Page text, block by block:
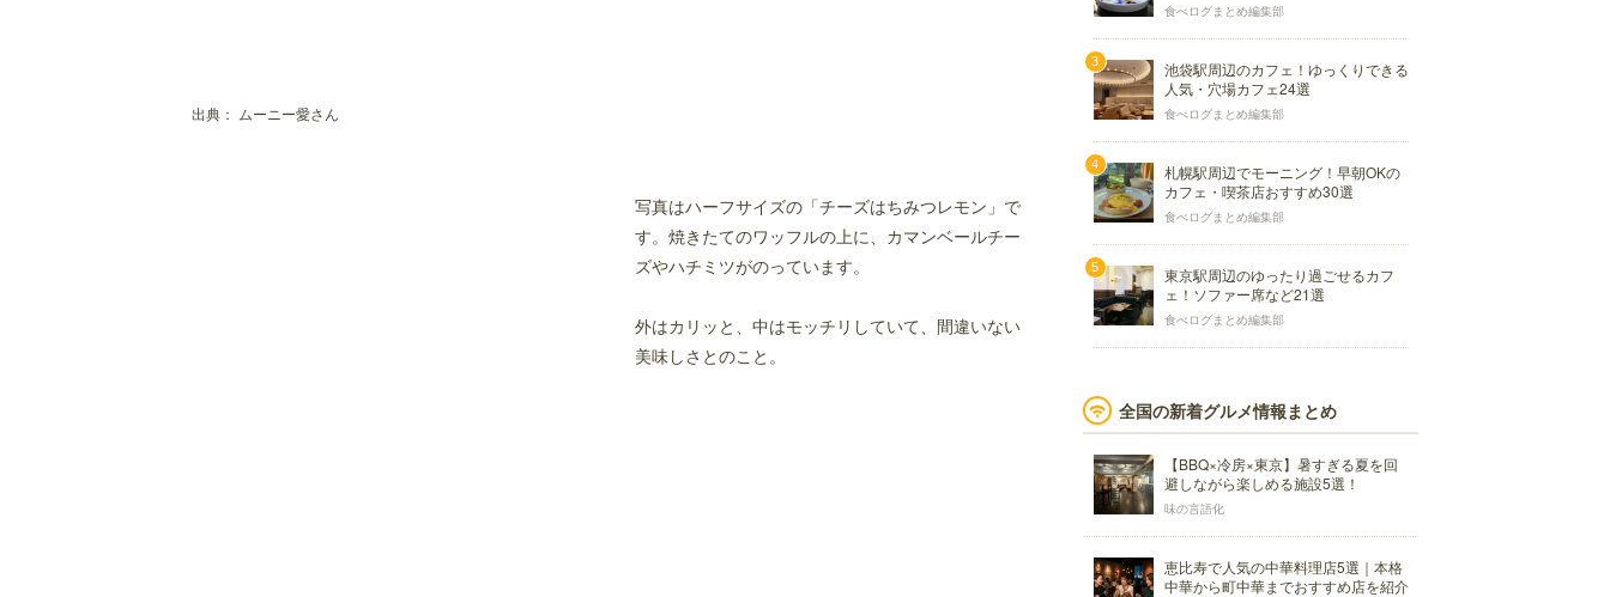
【いわき市】コーヒーやドリンクが評判のおしゃれカフェ
出典： ムーニー愛さん
写真はハーフサイズの「チーズはちみつレモン」で
す。焼きたてのワッフルの上に、カマンベールチー
ズやハチミツがのっています。
外はカリッと、中はモッチリしていて、間違いない
美味しさとのこと。
食べログまとめ編集部
池袋駅周辺のカフェ！ゆっくりできる
人気・穴場カフェ24選
食べログまとめ編集部
札幌駅周辺でモーニング！早朝OKの
カフェ・喫茶店おすすめ30選
食べログまとめ編集部
東京駅周辺のゆったり過ごせるカフ
ェ！ソファー席など21選
食べログまとめ編集部
全国の新着グルメ情報まとめ
【BBQ×冷房×東京】暑すぎる夏を回
避しながら楽しめる施設5選！
味の言語化
恵比寿で人気の中華料理店5選｜本格
中華から町中華までおすすめ店を紹介